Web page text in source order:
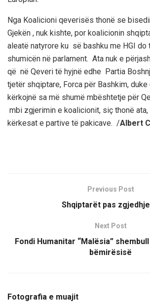
Nga Koalicioni qeverisës thonë se
Gjekën , nuk kishte, por koalicionin
aleatë natyrore ku së bashku me HGI do
shumicën në parlament. Ata nuk e
që në Qeveri të hyjnë edhe Partia
tjetër shqiptare, Forca për Bashkim,
kërkojnë sa më shumë mbështetje për
mbi zgjerimin e koalicionit, siç thonë
kërkesat e partive të pakicave. /Albert
Previous Post
Shqiptarët pas
Next Post
Fondi Humanitar “Malësia”
bëmirësisë
Fotografia e muajit